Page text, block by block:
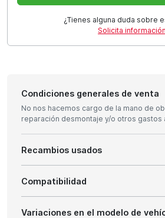
¿Tienes alguna duda sobre
Solicita información
Condiciones generales de venta
No nos hacemos cargo de la mano de
reparación desmontaje y/o otros gastos
Recambios usados
Compatibilidad
Variaciones en el modelo de